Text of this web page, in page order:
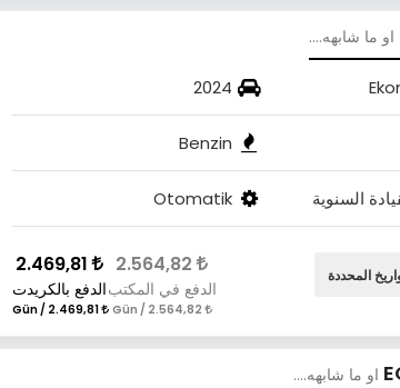
او ما شابهه....
2024
Benzin
Otomatik
2.564,82
الدفع في المكتب
2.564,82 / Gün
2.469,81
الدفع بالكريدت
2.469,81 / Gün
المحددة
او ما شابهه....